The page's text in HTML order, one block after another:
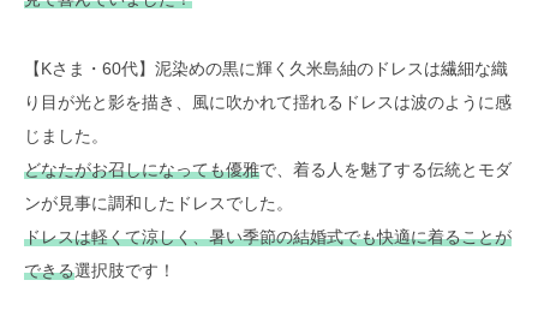
【Kさま・60代】泥染めの黒に輝く久米島紬のドレスは繊細な織
り目が光と影を描き、風に吹かれて揺れるドレスは波のように感
じました。
どなたがお召しになっても優雅で、着る人を魅了する伝統とモダ
ンが見事に調和したドレスでした。
ドレスは軽くて涼しく、暑い季節の結婚式でも快適に着ることが
できる選択肢です！